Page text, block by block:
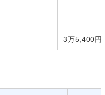
3万5,400円